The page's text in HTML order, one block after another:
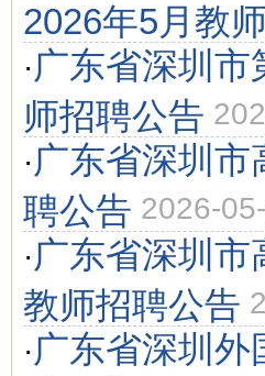
2026年5月教
· 广东省深圳
师招聘公告
· 广东省深圳
聘公告 2026-
· 广东省深圳
教师招聘公告
· 广东省深圳